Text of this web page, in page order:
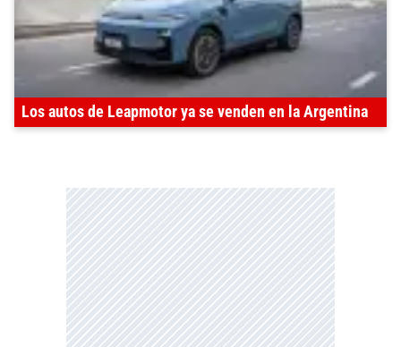
Los autos de Leapmotor ya se venden en la Argentina